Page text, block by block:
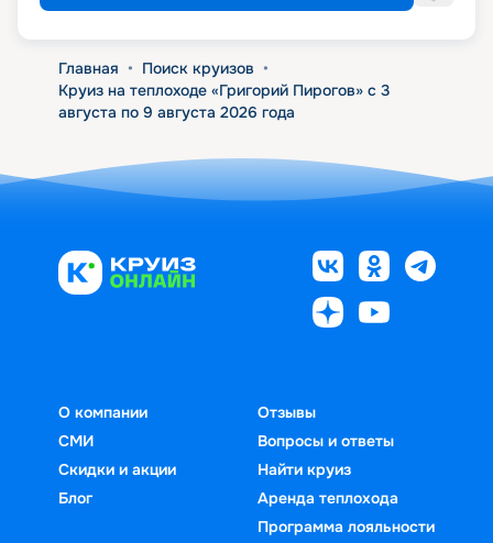
Главная • Поиск круизов •
Круиз на теплоходе «Григорий Пирогов» с 3
августа по 9 августа 2026 года
О компании
СМИ
Скидки и акции
Блог
Отзывы
Вопросы и ответы
Найти круиз
Аренда теплохода
Программа лояльности